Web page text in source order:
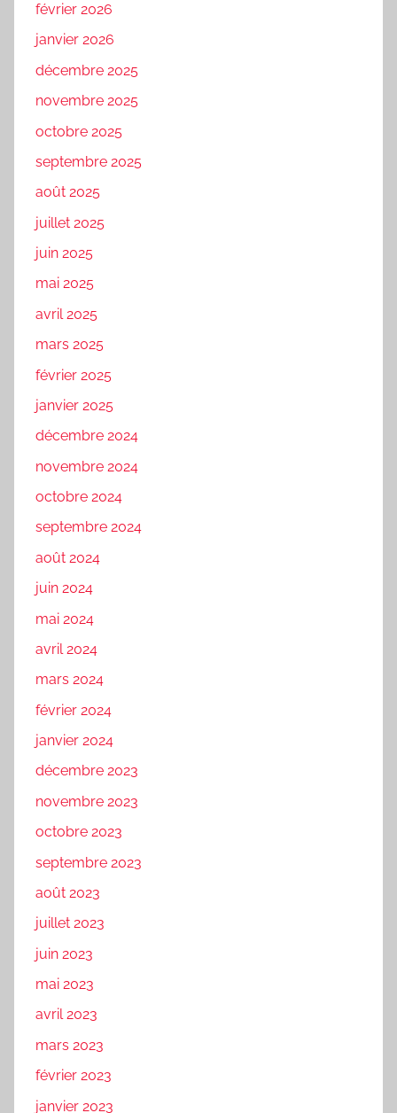
février 2026
janvier 2026
décembre 2025
novembre 2025
octobre 2025
septembre 2025
août 2025
juillet 2025
juin 2025
mai 2025
avril 2025
mars 2025
février 2025
janvier 2025
décembre 2024
novembre 2024
octobre 2024
septembre 2024
août 2024
juin 2024
mai 2024
avril 2024
mars 2024
février 2024
janvier 2024
décembre 2023
novembre 2023
octobre 2023
septembre 2023
août 2023
juillet 2023
juin 2023
mai 2023
avril 2023
mars 2023
février 2023
janvier 2023